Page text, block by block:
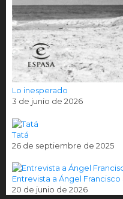
Lo inesperado
3 de junio de 2026
Tatá
26 de septiembre de 2025
Entrevista a Ángel
20 de junio de 2026